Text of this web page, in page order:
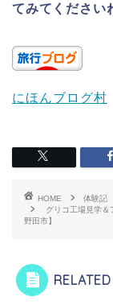
てみてください
にほんブログ村
HOME
体験記
グリコ工場見学＆
野田市】